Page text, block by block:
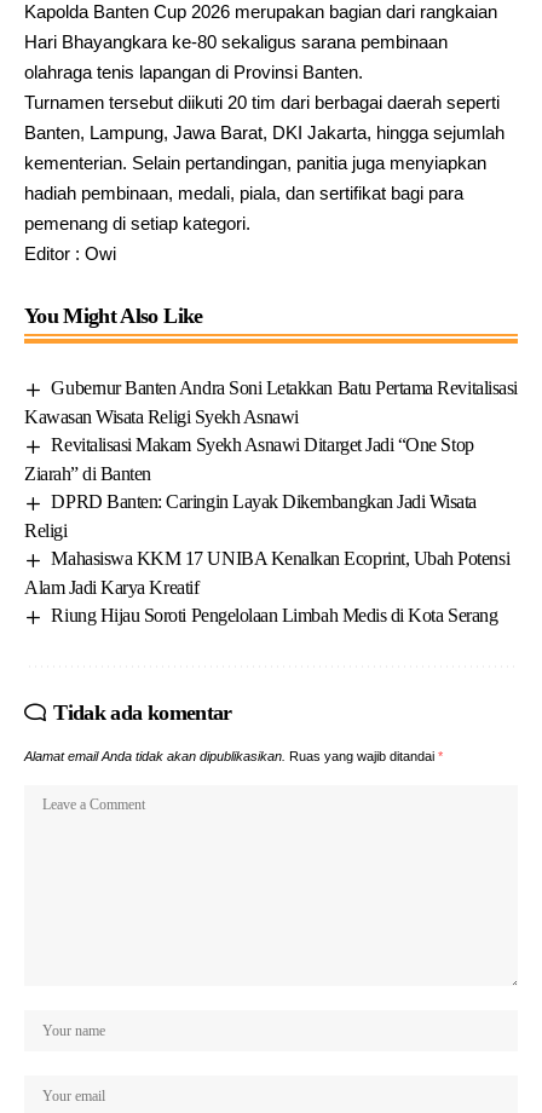
Kapolda Banten Cup 2026 merupakan bagian dari rangkaian
Hari Bhayangkara ke-80 sekaligus sarana pembinaan
olahraga tenis lapangan di Provinsi Banten.
Turnamen tersebut diikuti 20 tim dari berbagai daerah seperti
Banten, Lampung, Jawa Barat, DKI Jakarta, hingga sejumlah
kementerian. Selain pertandingan, panitia juga menyiapkan
hadiah pembinaan, medali, piala, dan sertifikat bagi para
pemenang di setiap kategori.
Editor : Owi
You Might Also Like
Gubernur Banten Andra Soni Letakkan Batu Pertama Revitalisasi
Kawasan Wisata Religi Syekh Asnawi
Revitalisasi Makam Syekh Asnawi Ditarget Jadi “One Stop
Ziarah” di Banten
DPRD Banten: Caringin Layak Dikembangkan Jadi Wisata
Religi
Mahasiswa KKM 17 UNIBA Kenalkan Ecoprint, Ubah Potensi
Alam Jadi Karya Kreatif
Riung Hijau Soroti Pengelolaan Limbah Medis di Kota Serang
Tidak ada komentar
Alamat email Anda tidak akan dipublikasikan. Ruas yang wajib ditandai *